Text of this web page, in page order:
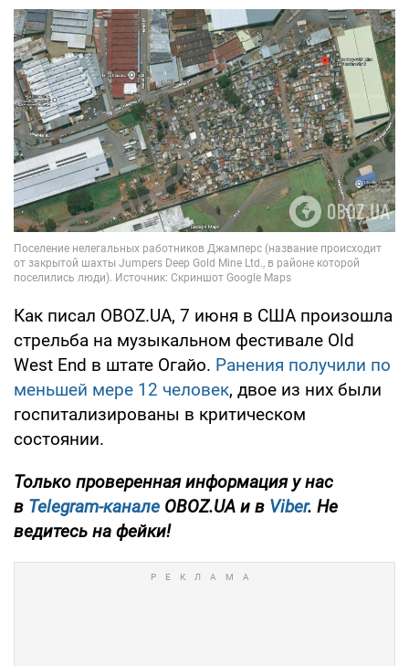
Как писал OBOZ.UA, 7 июня в США произошла
стрельба на музыкальном фестивале Old
West End в штате Огайо. Ранения получили по
меньшей мере 12 человек, двое из них были
госпитализированы в критическом
состоянии.
Только проверенная информация у нас
в Telegram-канале OBOZ.UA и в Viber. Не
ведитесь на фейки!